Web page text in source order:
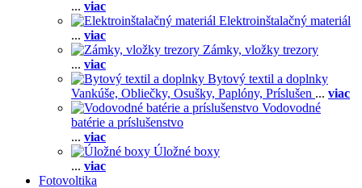
... viac
Elektroinštalačný materiál
... viac
Zámky, vložky trezory
... viac
Bytový textil a doplnky
Vankúše, Obliečky, Osušky, Paplóny, Príslušen ... viac
Vodovodné
batérie a príslušenstvo
... viac
Úložné boxy
... viac
Fotovoltika